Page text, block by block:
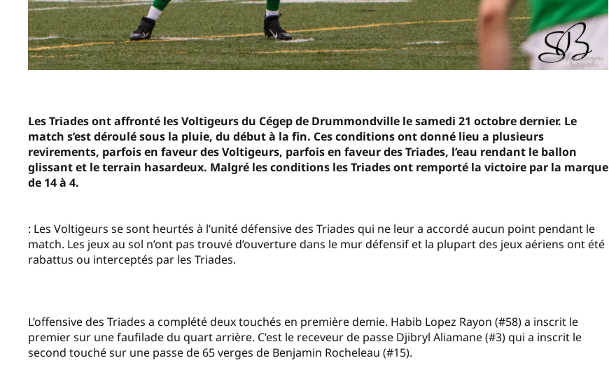
Les Triades ont affronté les Voltigeurs du Cégep de Drummondville le samedi 21 octobre dernier. Le
match s’est déroulé sous la pluie, du début à la fin. Ces conditions ont donné lieu a plusieurs
revirements, parfois en faveur des Voltigeurs, parfois en faveur des Triades, l’eau rendant le ballon
glissant et le terrain hasardeux. Malgré les conditions les Triades ont remporté la victoire par la marque
de 14 à 4.
: Les Voltigeurs se sont heurtés à l’unité défensive des Triades qui ne leur a accordé aucun point pendant le
match. Les jeux au sol n’ont pas trouvé d’ouverture dans le mur défensif et la plupart des jeux aériens ont été
rabattus ou interceptés par les Triades.
L’offensive des Triades a complété deux touchés en première demie. Habib Lopez Rayon (#58) a inscrit le
premier sur une faufilade du quart arrière. C’est le receveur de passe Djibryl Aliamane (#3) qui a inscrit le
second touché sur une passe de 65 verges de Benjamin Rocheleau (#15).